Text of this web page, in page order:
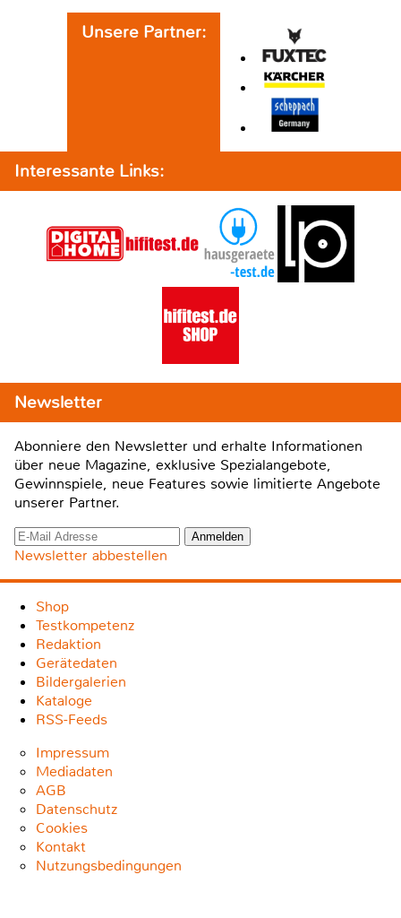
Unsere Partner:
Interessante Links:
Newsletter
Abonniere den Newsletter und erhalte Informationen
über neue Magazine, exklusive Spezialangebote,
Gewinnspiele, neue Features sowie limitierte Angebote
unserer Partner.
Newsletter abbestellen
Shop
Testkompetenz
Redaktion
Gerätedaten
Bildergalerien
Kataloge
RSS-Feeds
Impressum
Mediadaten
AGB
Datenschutz
Cookies
Kontakt
Nutzungsbedingungen